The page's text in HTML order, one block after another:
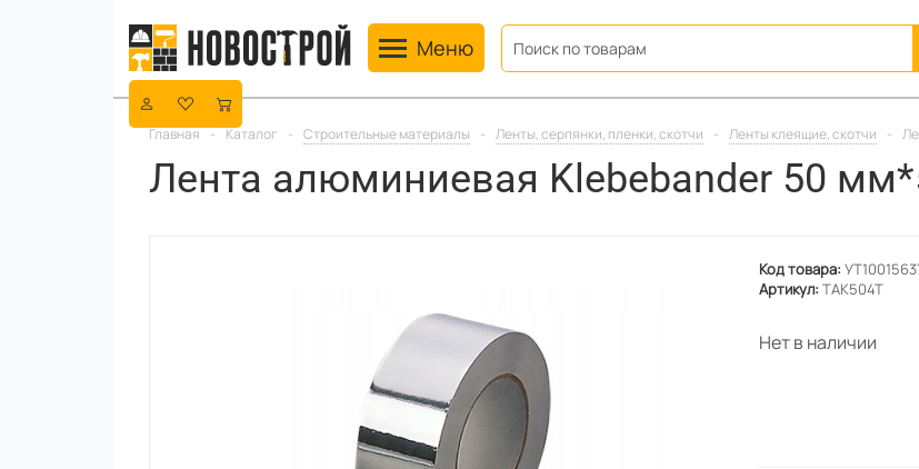
Toggle navigation
Меню
Главная - Каталог - Строительные материалы - Ленты, серпянки, пленки, скотчи - Ленты клеящие, скотчи -
Лента алюминиевая Klebebander 50
Код товара:
Артикул: TAK504T
Нет в наличии